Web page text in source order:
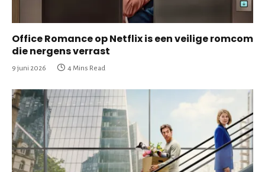
Office Romance op Netflix is een veilige romcom
die nergens verrast
9 juni 2026 4 Mins Read